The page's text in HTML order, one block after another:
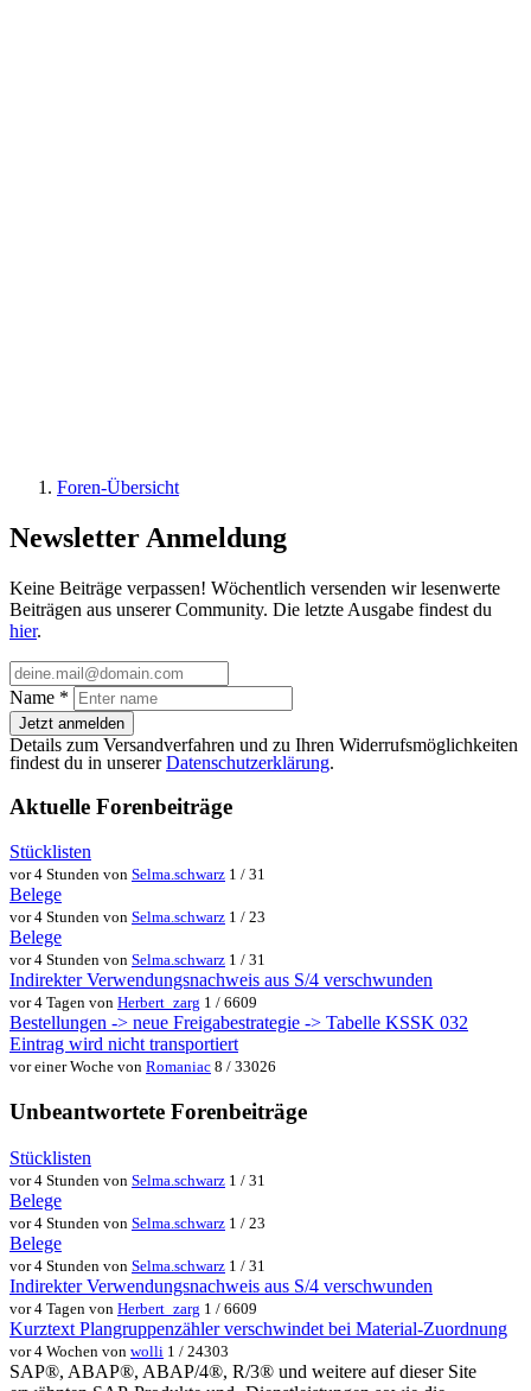
Foren-Übersicht
Newsletter Anmeldung
Keine Beiträge verpassen! Wöchentlich versenden wir lesenwerte
Beiträgen aus unserer Community. Die letzte Ausgabe findest du
hier.
Name *
Jetzt anmelden
Details zum Versandverfahren und zu Ihren Widerrufsmöglichkeiten
findest du in unsererDatenschutzerklärung.
Aktuelle Forenbeiträge
Stücklisten
vor 4 Stunden von Selma.schwarz 1 / 31
Belege
vor 4 Stunden von Selma.schwarz 1 / 23
Belege
vor 4 Stunden von Selma.schwarz 1 / 31
Indirekter Verwendungsnachweis aus S/4 verschwunden
vor 4 Tagen von Herbert_zarg 1 / 6609
Bestellungen -> neue Freigabestrategie -> Tabelle KSSK 032
Eintrag wird nicht transportiert
vor einer Woche von Romaniac 8 / 33026
Unbeantwortete Forenbeiträge
Stücklisten
vor 4 Stunden von Selma.schwarz 1 / 31
Belege
vor 4 Stunden von Selma.schwarz 1 / 23
Belege
vor 4 Stunden von Selma.schwarz 1 / 31
Indirekter Verwendungsnachweis aus S/4 verschwunden
vor 4 Tagen von Herbert_zarg 1 / 6609
Kurztext Plangruppenzähler verschwindet bei Material-Zuordnung
vor 4 Wochen von wolli 1 / 24303
SAP®, ABAP®, ABAP/4®, R/3® und weitere auf dieser Site